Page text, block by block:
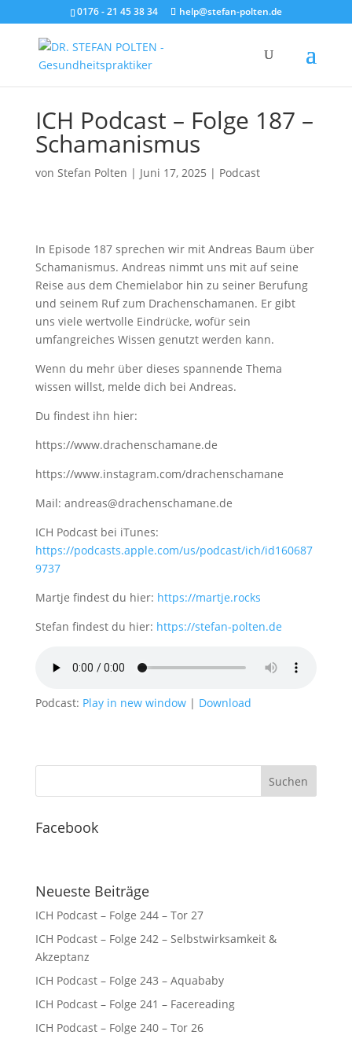
0176 - 21 45 38 34 help@stefan-polten.de
ICH Podcast – Folge 187 –
Schamanismus
von Stefan Polten | Juni 17, 2025 | Podcast
In Episode 187 sprechen wir mit Andreas Baum über
Schamanismus. Andreas nimmt uns mit auf seine
Reise aus dem Chemielabor hin zu seiner Berufung
und seinem Ruf zum Drachenschamanen. Er gibt
uns viele wertvolle Eindrücke, wofür sein
umfangreiches Wissen genutzt werden kann.
Wenn du mehr über dieses spannende Thema
wissen willst, melde dich bei Andreas.
Du findest ihn hier:
https://www.drachenschamane.de
https://www.instagram.com/drachenschamane
Mail: andreas@drachenschamane.de
ICH Podcast bei iTunes:
https://podcasts.apple.com/us/podcast/ich/id160687
9737
Martje findest du hier: https://martje.rocks
Stefan findest du hier: https://stefan-polten.de
Podcast: Play in new window| Download
Facebook
Neueste Beiträge
ICH Podcast – Folge 244 – Tor 27
ICH Podcast – Folge 242 – Selbstwirksamkeit &
Akzeptanz
ICH Podcast – Folge 243 – Aquababy
ICH Podcast – Folge 241 – Facereading
ICH Podcast – Folge 240 – Tor 26